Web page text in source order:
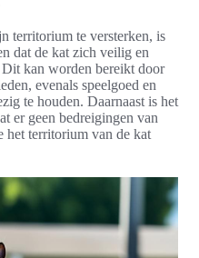
territorium te versterken, is
dat de kat zich veilig en
kan worden bereikt door
evenals speelgoed en
te houden. Daarnaast is het
er geen bedreigingen van
het territorium van de kat